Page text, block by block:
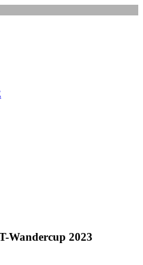
Wandercup 2023